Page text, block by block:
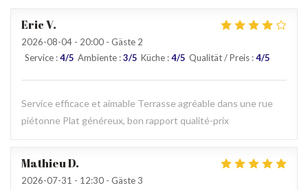
EricV
2026-08-04 - 20:00 - Gäste 2
Service :4/5 Ambiente :3/5 Küche :4/5 Qualität / Preis :4/5
Service efficace et aimable Terrasse agréable dans une rue
piétonne Plat généreux, bon rapport qualité-prix
MathieuD
2026-07-31 - 12:30 - Gäste 3